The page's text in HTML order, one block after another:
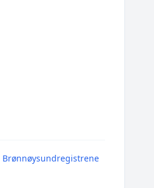
Brønnøysundregistrene